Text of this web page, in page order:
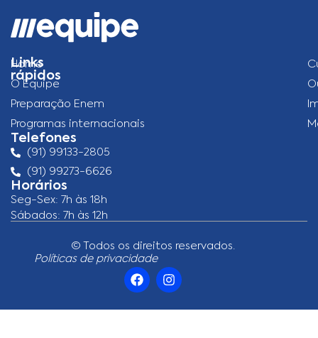
Links
rápidos
Home
O Equipe
Preparação Enem
Programas internacionais
Telefones
(91) 99133-2805
(91) 99273-6626
Horários
Seg-Sex: 7h às 18h
Sábados: 7h às 12h
© Todos os direitos reservados.
Políticas de privacidade
F
a
e
I
n
t